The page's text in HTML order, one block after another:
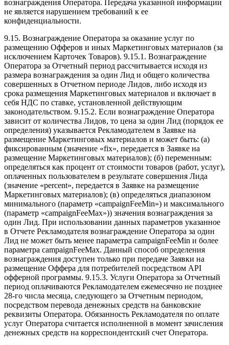
вознаграждения Оператора. Передача указанной информации
не является нарушением требований к ее
конфиденциальности.
9.15. Вознаграждение Оператора за оказание услуг по
размещению Офферов и иных Маркетинговых материалов (за
исключением Карточек Товаров). 9.15.1. Вознаграждение
Оператора за Отчетный период рассчитывается исходя из
размера вознаграждения за один Лид и общего количества
совершенных в Отчетном периоде Лидов, либо исходя из
срока размещения Маркетинговых материалов и включает в
себя НДС по ставке, установленной действующим
законодательством. 9.15.2. Если вознаграждение Оператора
зависит от количества Лидов, то цена за один Лид (порядок ее
определения) указывается Рекламодателем в Заявке на
размещение Маркетинговых материалов и может быть: (а)
фиксированным (значение «fix», передается в Заявке на
размещение Маркетинговых материалов); (б) переменным:
определяться как процент от стоимости товаров (работ, услуг),
оплаченных пользователем в результате совершения Лида
(значение «percent», передается в Заявке на размещение
Маркетинговых материалов); (в) определяться диапазоном
минимального (параметр «campaignFeeMin») и максимального
(параметр «campaignFeeMax»)) значения вознаграждения за
один Лид. При использовании данных параметров указанное
в Отчете Рекламодателя вознаграждение Оператора за один
Лид не может быть менее параметра campaignFeeMin и более
параметра campaignFeeMax. Данный способ определения
вознаграждения доступен только при передаче Заявки на
размещение Оффера для потребителей посредством API
офферной программы. 9.15.3. Услуги Оператора за Отчетный
период оплачиваются Рекламодателем ежемесячно не позднее
28-го числа месяца, следующего за Отчетным периодом,
посредством перевода денежных средств на банковские
реквизиты Оператора. Обязанность Рекламодателя по оплате
услуг Оператора считается исполненной в момент зачисления
денежных средств на корреспондентский счет Оператора.